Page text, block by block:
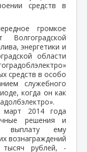
средств в
громкое
Волгоградской
энергетики и
области
средств в особо
служебного
когда он как
2014 года
решения и
выплату ему
вознаграждений
рублей, -